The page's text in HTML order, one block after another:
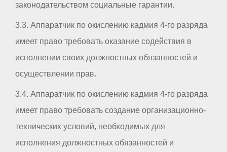
законодательством социальные гарантии.
3.3. Аппаратчик по окислению кадмия 4-го разряда
имеет право требовать оказание содействия в
исполнении своих должностных обязанностей и
осуществлении прав.
3.4. Аппаратчик по окислению кадмия 4-го разряда
имеет право требовать создание организационно-
технических условий, необходимых для
исполнения должностных обязанностей и